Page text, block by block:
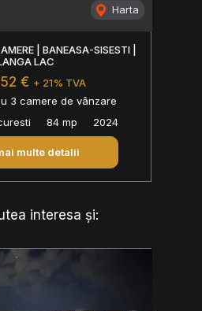
Harta
| BANEASA-SISESTI |
LAC
€ + 21% TVA
3 camere de vânzare
84 mp 2024
multe detalii
interesa și: